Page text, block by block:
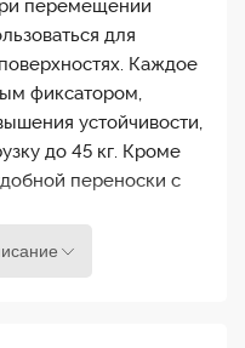
перемещении
для
Каждое
фиксатором,
устойчивости,
до 45 кг. Кроме
переноски с
использование